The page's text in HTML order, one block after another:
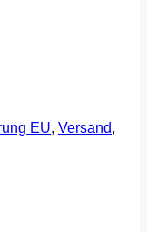
EU, Versand,